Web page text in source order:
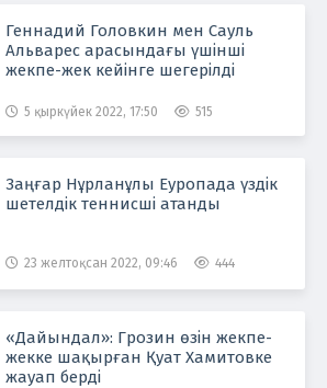
Геннадий Головкин мен Сауль
Альварес арасындағы үшінші
жекпе-жек кейінге шегерілді
5 қыркүйек 2022, 17:50 515
Заңғар Нұрланұлы Еуропада үздік
шетелдік теннисші атанды
23 желтоқсан 2022, 09:46 444
«Дайындал»: Грозин өзін жекпе-
жекке шақырған Қуат Хамитовке
жауап берді